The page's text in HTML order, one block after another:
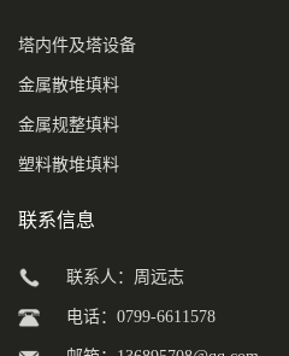
塔内件及塔设备
金属散堆填料
金属规整填料
塑料散堆填料
联系信息
联系人：周远志
电话：0799-6611578